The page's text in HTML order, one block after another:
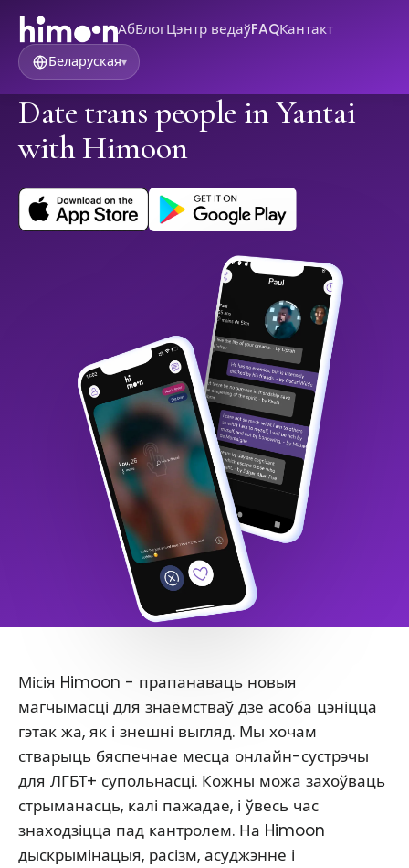
АбБлогЦэнтр ведаўFAQКантакт
Беларуская▾
Date trans people in Yantai
with Himoon
Місія Himoon - прапанаваць новыя
магчымасці для знаёмстваў дзе асоба цэніцца
гэтак жа, як і знешні выгляд. Мы хочам
стварыць бяспечнае месца онлайн-сустрэчы
для ЛГБТ+ супольнасці. Кожны можа захоўваць
стрыманасць, калі пажадае, і ўвесь час
знаходзіцца пад кантролем. На Himoon
дыскрымінацыя, расізм, асуджэнне і